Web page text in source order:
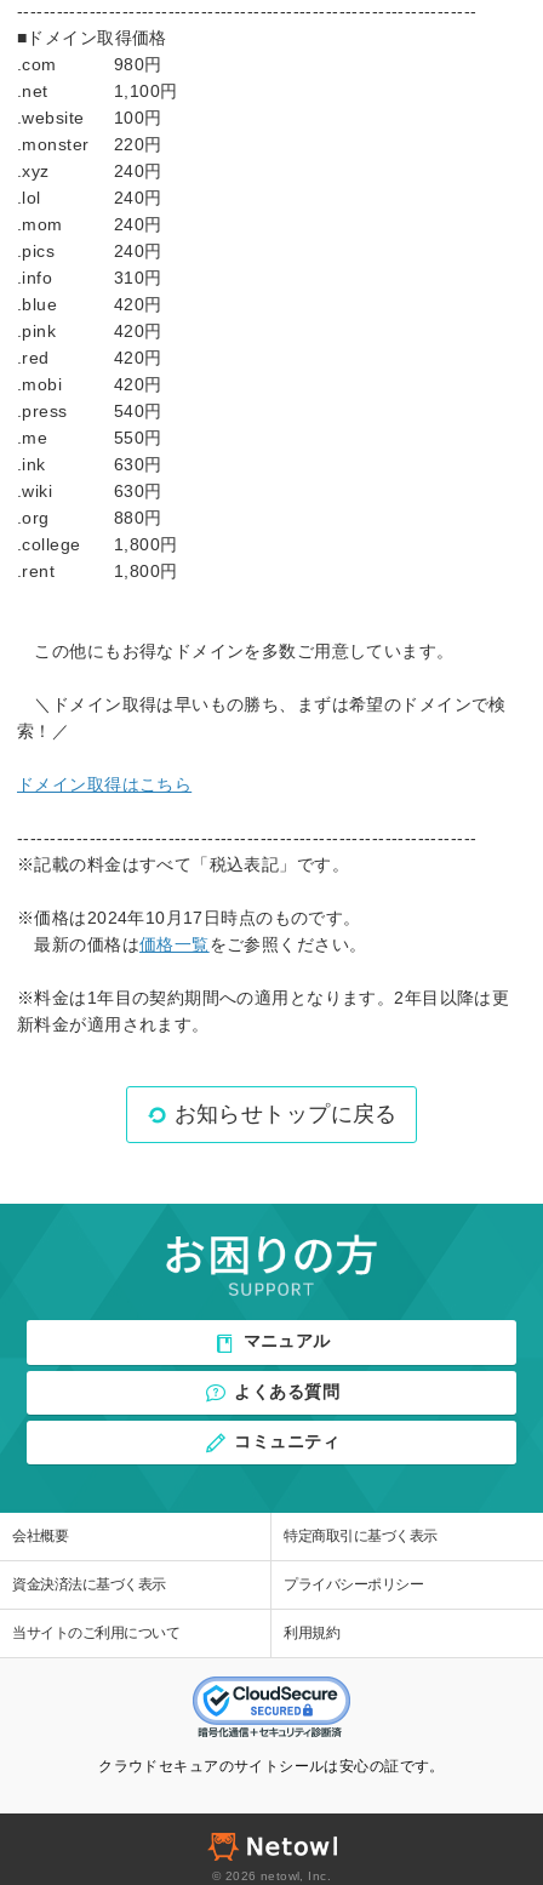
----------------------------------------------------------------------
■ドメイン取得価格
.com
980円
.net
1,100円
.website
100円
.monster
220円
.xyz
240円
.lol
240円
.mom
240円
.pics
240円
.info
310円
.blue
420円
.pink
420円
.red
420円
.mobi
420円
.press
540円
.me
550円
.ink
630円
.wiki
630円
.org
880円
.college
1,800円
.rent
1,800円
この他にもお得なドメインを多数ご用意しています。
＼ドメイン取得は早いもの勝ち、まずは希望のドメインで検
索！／
ドメイン取得はこちら
----------------------------------------------------------------------
※記載の料金はすべて「税込表記」です。
※価格は2024年10月17日時点のものです。
最新の価格は価格一覧をご参照ください。
※料金は1年目の契約期間への適用となります。2年目以降は更
新料金が適用されます。
お知らせトップに戻る
マニュアル
よくある質問
コミュニティ
会社概要 特定商取引に基づく表示
資金決済法に基づく表示 プライバシーポリシー
当サイトのご利用について 利用規約
クラウドセキュアのサイトシールは安心の証です。
© 2026 netowl, Inc.